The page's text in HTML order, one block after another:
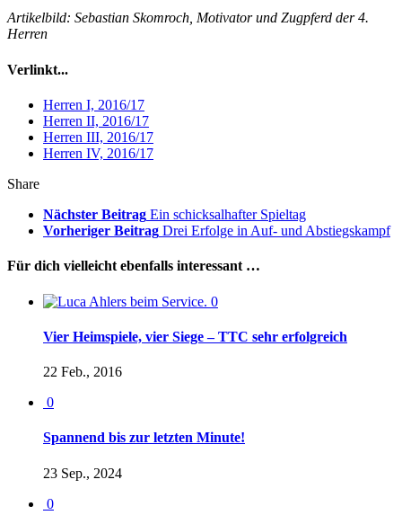
Artikelbild: Sebastian Skomroch, Motivator und Zugpferd der 4.
Herren
Verlinkt...
Herren I, 2016/17
Herren II, 2016/17
Herren III, 2016/17
Herren IV, 2016/17
Share
Nächster Beitrag Ein schicksalhafter Spieltag
Vorheriger Beitrag Drei Erfolge in Auf- und Abstiegskampf
Für dich vielleicht ebenfalls interessant …
0
Vier Heimspiele, vier Siege – TTC sehr erfolgreich
22 Feb., 2016
0
Spannend bis zur letzten Minute!
23 Sep., 2024
0